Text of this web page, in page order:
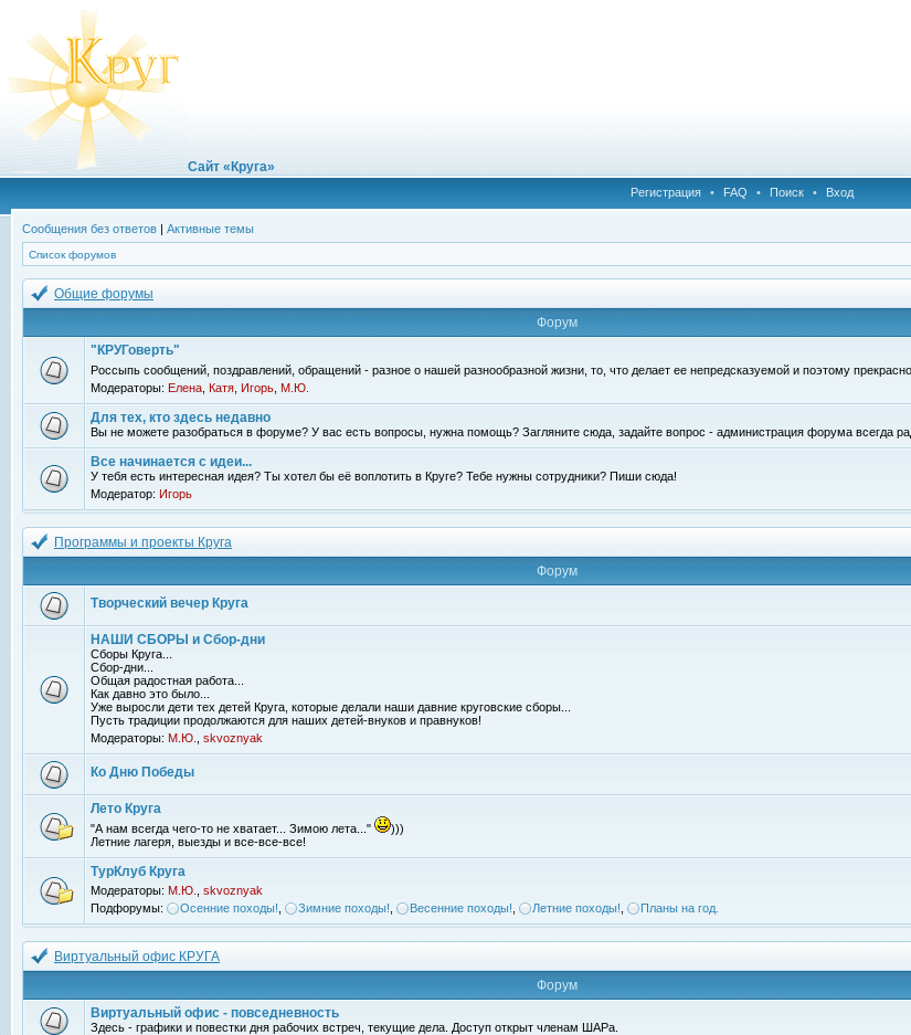
Сайт «Круга»
Регистрация • FAQ • Поиск • Вход
Сообщения без ответов | Активные темы
Список форумов
Общие форумы
Форум
"КРУГоверть"
Россыпь сообщений, поздравлений, обращений - разное о нашей разнообразной жизни, то, что делает ее непредсказуемой и поэтому
Модераторы: Елена Катя Игорь М.Ю.
Для тех, кто здесь недавно
Вы не можете разобраться в форуме? У вас есть вопросы, нужна помощь? Загляните сюда, задайте вопрос - администрация форума всегда
Все начинается с идеи...
У тебя есть интересная идея? Ты хотел бы её воплотить в Круге? Тебе нужны сотрудники? Пиши сюда!
Модератор: Игорь
Программы и проекты Круга
Форум
Творческий вечер Круга
НАШИ СБОРЫ и Сбор-дни
Сборы Круга...
Сбор-дни...
Общая радостная работа...
Как давно это было...
Уже выросли дети тех детей Круга, которые делали наши давние круговские сборы...
Пусть традиции продолжаются для наших детей-внуков и правнуков!
Модераторы: М.Ю. skvoznyak
Ко Дню Победы
Лето Круга
"А нам всегда чего-то не хватает... Зимою лета..."
)))
Летние лагеря, выезды и все-все-все!
ТурКлуб Круга
Модераторы: М.Ю.
skvoznyak
Подфорумы:
Осенние походы! Зимние походы! Весенние походы! Летние походы! Планы на год.
Виртуальный офис КРУГА
Форум
Виртуальный офис - повседневность
Здесь - графики и повестки дня рабочих встреч, текущие дела. Доступ открыт членам ШАРа.